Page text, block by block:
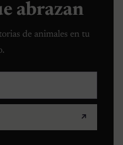
abrazan
de animales en tu
↗